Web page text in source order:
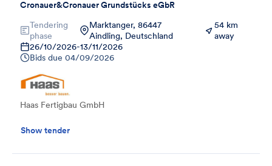
Cronauer&Cronauer Grundstücks eGbR
Tendering
phase
Marktanger, 86447
Aindling, Deutschland
54 km
away
26/10/2026-13/11/2026
Bids due 04/09/2026
Haas Fertigbau GmbH
Show tender